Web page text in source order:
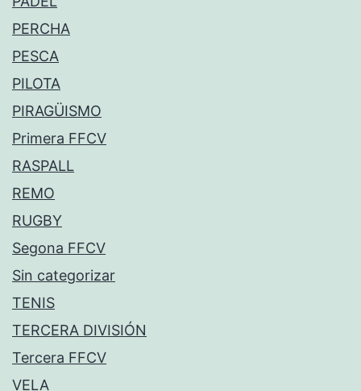
PERCHA
PESCA
PILOTA
PIRAGÜISMO
Primera FFCV
RASPALL
REMO
RUGBY
Segona FFCV
Sin categorizar
TENIS
TERCERA DIVISIÓN
Tercera FFCV
VELA